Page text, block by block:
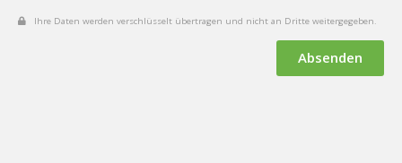
Ihre Daten werden verschlüsselt übertragen und nicht an Dritte weitergegeben.
Absenden